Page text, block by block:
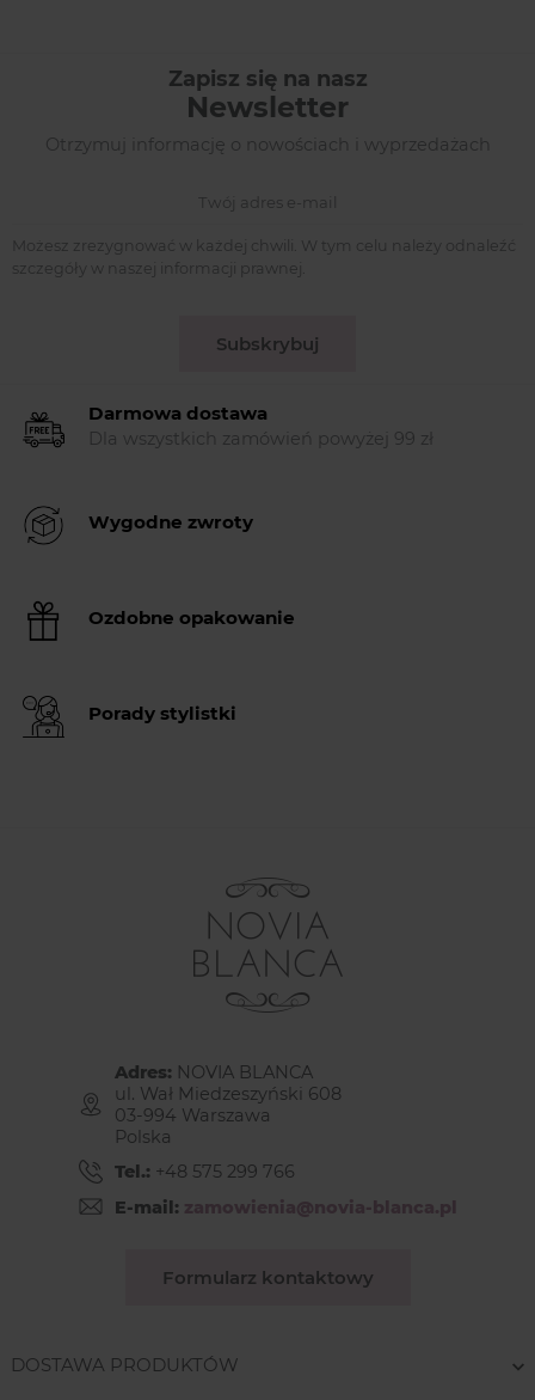
Zapisz się na nasz
Newsletter
Otrzymuj informację o nowościach i wyprzedażach
Możesz zrezygnować w każdej chwili. W tym celu należy odnaleźć
szczegóły w naszej informacji prawnej.
Subskrybuj
Darmowa dostawa
Dla wszystkich zamówień powyżej 99 zł
Wygodne zwroty
Ozdobne opakowanie
Porady stylistki
Adres: NOVIA BLANCA
ul. Wał Miedzeszyński 608
03-994 Warszawa
Polska
Tel.: +48 575 299 766
E-mail: zamowienia@novia-blanca.pl
Formularz kontaktowy
DOSTAWA PRODUKTÓW